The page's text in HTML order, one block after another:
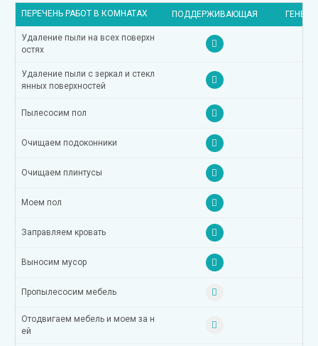
ПЕРЕЧЕНЬ РАБОТ В КОМНАТАХ ПОДДЕРЖИВАЮЩАЯ
Удаление пыли на всех поверхн
остях
Удаление пыли с зеркал и стекл
янных поверхностей
Пылесосим пол
Очищаем подоконники
Очищаем плинтусы
Моем пол
Заправляем кровать
Выносим мусор
Пропылесосим мебель
Отодвигаем мебель и моем за н
ей